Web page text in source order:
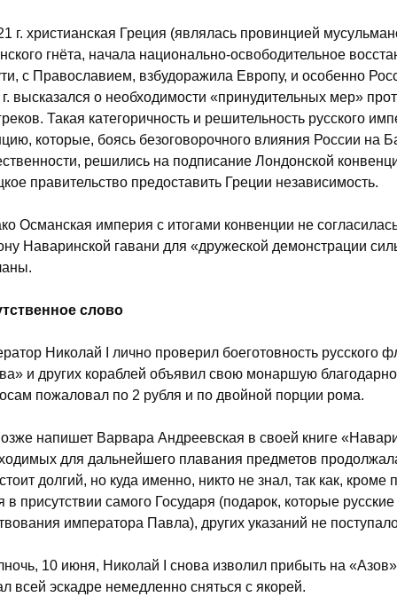
г. христианская Греция (являлась провинцией
гнёта, начала национально-освободительное
с Православием, взбудоражила Европу, и особенно
высказался о необходимости «принудительных мер»
Такая категоричность и решительность русского
которые, боясь безоговорочного влияния России на
решились на подписание Лондонской
правительство предоставить Греции независимость.
Османская империя с итогами конвенции не
Наваринской гавани для «дружеской демонстрации
слово
Николай I лично проверил боеготовность русского
и других кораблей объявил свою монаршую
пожаловал по 2 рубля и по двойной порции рома.
напишет Варвара Андреевская в своей книге
для дальнейшего плавания предметов
долгий, но куда именно, никто не знал, так как, кроме
в присутствии самого Государя (подарок, которые
императора Павла), других указаний не
10 июня, Николай I снова изволил прибыть на
всей эскадре немедленно сняться с якорей.